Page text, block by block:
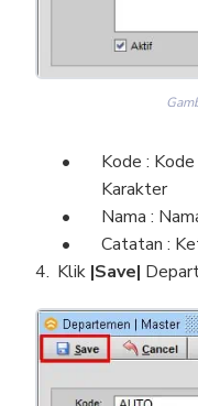
Kode :
Karakter
Nama :
Catatan :
Klik |Save|